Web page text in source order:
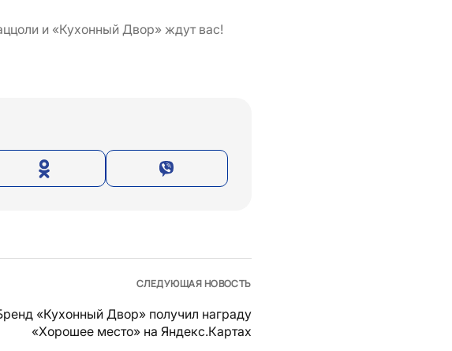
и «Кухонный Двор» ждут вас!
СЛЕДУЮЩАЯ НОВОСТЬ
«Кухонный Двор» получил награду
«Хорошее место» на Яндекс.Картах